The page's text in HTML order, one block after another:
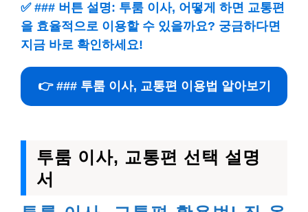
✅ ### 버튼 설명: 투룸 이사, 어떻게 하면 교통편
을 효율적으로 이용할 수 있을까요? 궁금하다면
지금 바로 확인하세요!
👉 ### 투룸 이사, 교통편 이용법 알아보기
투룸 이사, 교통편 선택 설명
서